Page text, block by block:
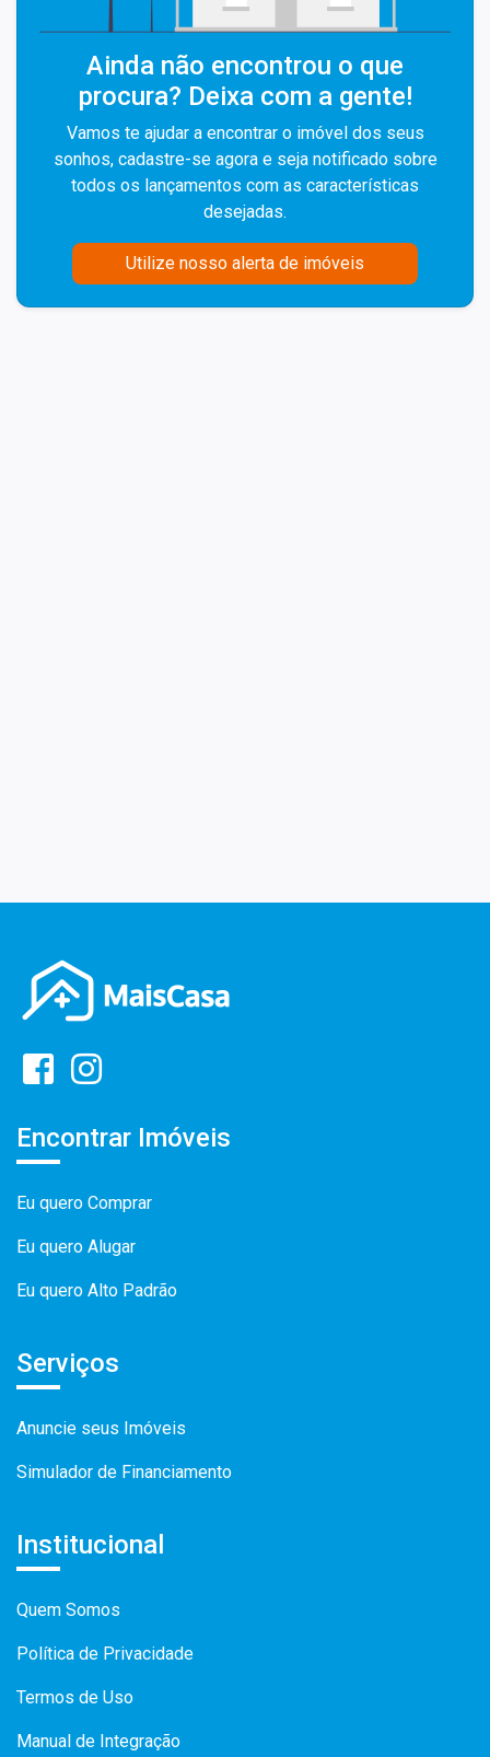
Ainda não encontrou o que
procura? Deixa com a gente!
Vamos te ajudar a encontrar o imóvel dos seus
sonhos, cadastre-se agora e seja notificado sobre
todos os lançamentos com as características
desejadas.
Utilize nosso alerta de imóveis
Encontrar Imóveis
Eu quero Comprar
Eu quero Alugar
Eu quero Alto Padrão
Serviços
Anuncie seus Imóveis
Simulador de Financiamento
Institucional
Quem Somos
Política de Privacidade
Termos de Uso
Manual de Integração